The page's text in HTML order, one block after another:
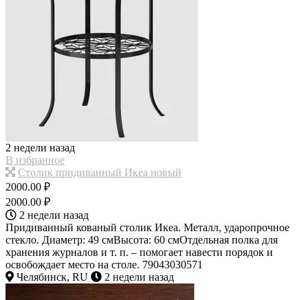
2 недели назад
В избранное
Столик придиванный Икеа новый
2000.00 ₽
2000.00 ₽
2 недели назад
Придиванный кованый столик Икеа. Металл, ударопрочное
стекло. Диаметр: 49 смВысота: 60 смОтдельная полка для
хранения журналов и т. п. – помогает навести порядок и
освобождает место на столе. 79043030571
Челябинск, RU
2 недели назад